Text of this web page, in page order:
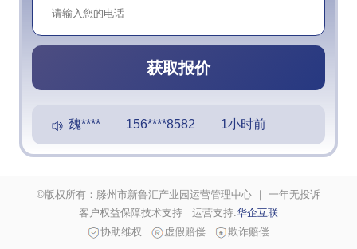
获取报价
魏**** 156****8582 1小时前
魏**** 156****8582 1小时前
©版权所有：滕州市新鲁汇产业园运营管理中心 ｜ 一年无投诉
客户权益保障技术支持 运营支持:华企互联
协助维权
虚假赔偿 欺诈赔偿